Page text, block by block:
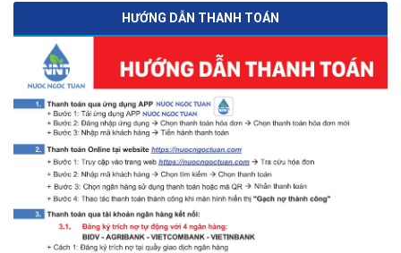
HƯỚNG DẪN THANH TOÁN